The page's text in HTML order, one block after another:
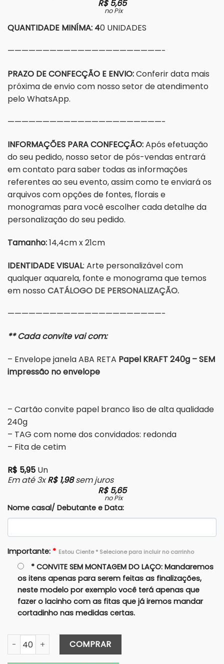
R$5,65
no Pix
QUANTIDADE MINÍMA: 40 UNIDADES
——————————————————————-
PRAZO DE CONFECÇÃO E ENVIO:Conferir data mais
próxima de envio com nosso setor de atendimento
pelo WhatsApp.
——————————————————————-
INFORMAÇÕES PARA CONFECÇÃO:Após efetuação
do seu pedido, nosso setor de pós-vendas entrará
em contato para saber todas as informações
referentes ao seu evento, assim como te enviará os
arquivos com opções de fontes, florais e
monogramas para você escolher cada detalhe da
personalização do seu pedido.
Tamanho:14,4cm x 21cm
IDENTIDADE VISUAL: Arte personalizável com
qualquer aquarela, fonte e monograma que temos
em nossoCATÁLOGO DE PERSONALIZAÇÃO.
——————————————————————-
** Cada convite vai com:
– Envelope janela ABA RETA Papel KRAFT 240g – SEM
impressão no envelope
– Cartão convite papel branco liso de alta qualidade
240g
– TAG com nome dos convidados: redonda
– Fita de cetim
R$ 5,95 Un
Em até 3xR$1,98sem juros
R$5,65
no Pix
Nome casal/ Debutante e Data:
Importante: * Estou Ciente * Selecione para incluir no carrinho
* CONVITE SEM MONTAGEM DO LAÇO: Mandaremos
os itens apenas para serem feitas as finalizações,
neste modelo por exemplo você terá apenas que
fazer o lacinho com as fitas que já iremos mandar
cortadinho nas medidas certas.
Convite Janela Aba Reta – Envelope KRAFT - Fita de
COMPRAR